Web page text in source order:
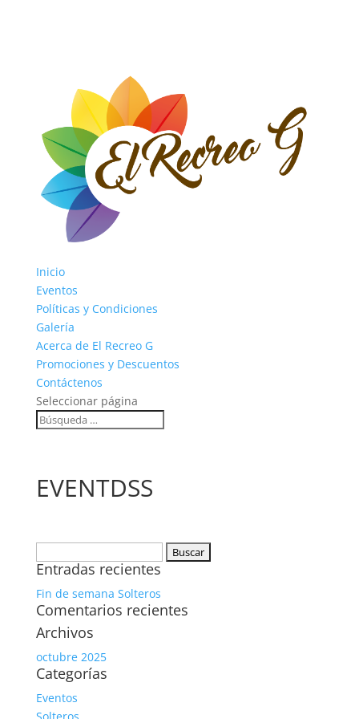
Inicio
Eventos
Políticas y Condiciones
Galería
Acerca de El Recreo G
Promociones y Descuentos
Contáctenos
Seleccionar página
EVENTDSS
Entradas recientes
Fin de semana Solteros
Comentarios recientes
Archivos
octubre 2025
Categorías
Eventos